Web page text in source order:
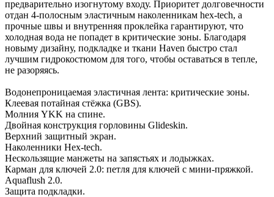
предварительно изогнутому входу. Приоритет долговечности
отдан 4-полосным эластичным наколенникам hex-tech, а
прочные швы и внутренняя проклейка гарантируют, что
холодная вода не попадет в критические зоны. Благодаря
новыму дизайну, подкладке и ткани Haven быстро стал
лучшим гидрокостюмом для того, чтобы оставаться в тепле,
не разоряясь.
Водонепроницаемая эластичная лента: критические зоны.
Клеевая потайная стёжка (GBS).
Молния YKK на спине.
Двойная конструкция горловины Glideskin.
Верхний защитный экран.
Наколенники Hex-tech.
Нескользящие манжеты на запястьях и лодыжках.
Карман для ключей 2.0: петля для ключей с мини-пряжкой.
Aquaflush 2.0.
Защита подкладки.